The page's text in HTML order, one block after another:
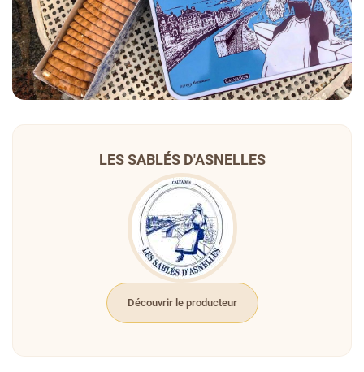
LES SABLÉS D'ASNELLES
Découvrir le producteur